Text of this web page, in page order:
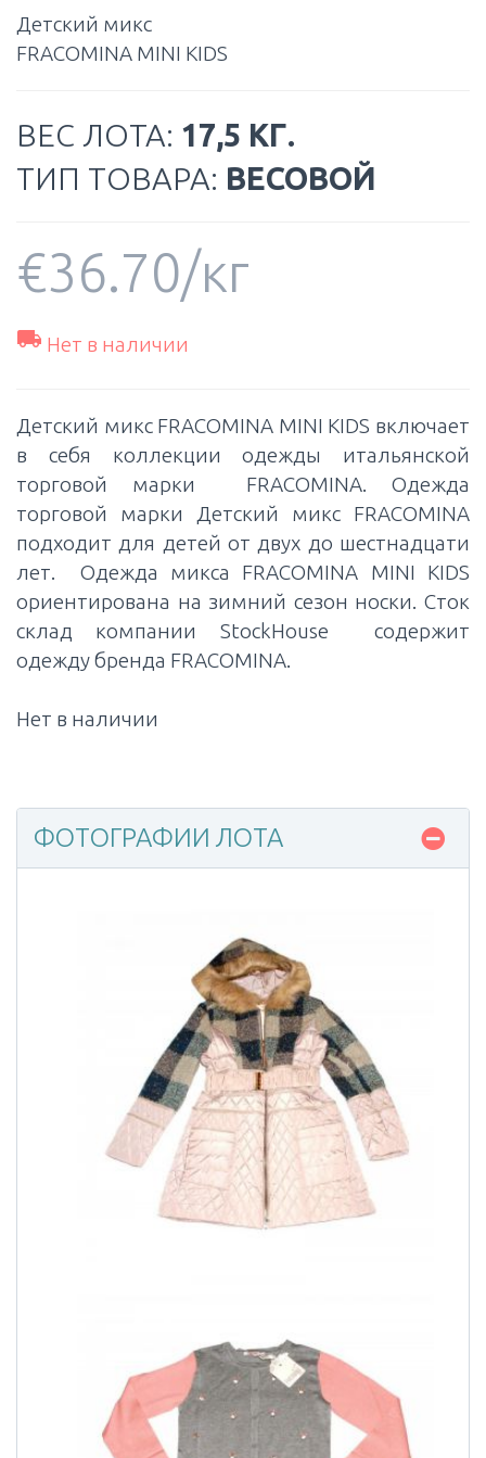
Детский микс
FRACOMINA MINI KIDS
ВЕС ЛОТА: 17,5 КГ.
ТИП ТОВАРА: ВЕСОВОЙ
€36.70/кг
 Нет в наличии
Детский микс FRACOMINA MINI KIDS включает
в себя коллекции одежды итальянской
торговой марки FRACOMINA. Одежда
торговой марки Детский микс FRACOMINA
подходит для детей от двух до шестнадцати
лет. Одежда микса FRACOMINA MINI KIDS
ориентирована на зимний сезон носки. Сток
склад компании StockHouse содержит
одежду бренда FRACOMINA.
Нет в наличии
ФОТОГРАФИИ ЛОТА